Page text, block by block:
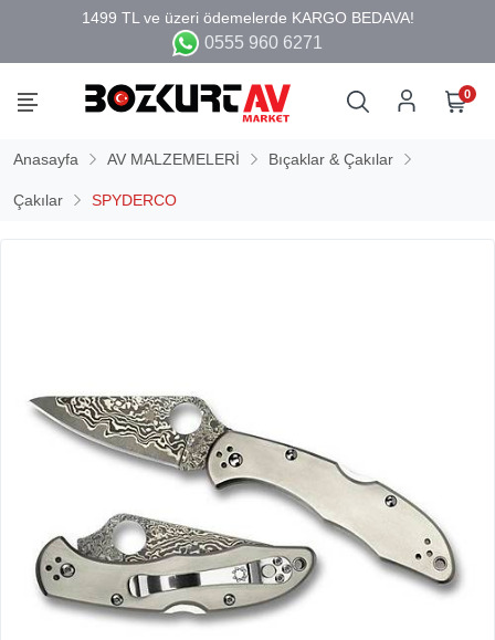
0555 960 6271
0
Anasayfa AV MALZEMELERİ Bıçaklar & Çakılar
Çakılar SPYDERCO